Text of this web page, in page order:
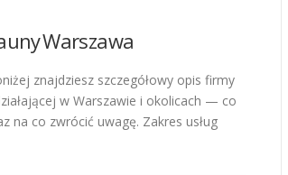
Warszawa
znajdziesz szczegółowy opis firmy
w Warszawie i okolicach — co
na co zwrócić uwagę. Zakres usług